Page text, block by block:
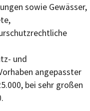
sowie Gewässer,
und
angepasster
bei sehr großen